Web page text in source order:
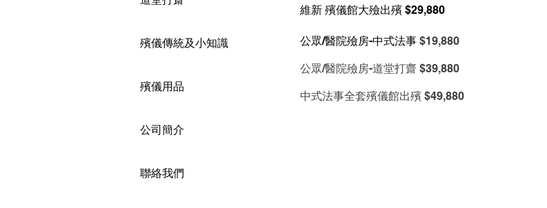
殯儀傳統及小知識
殯儀用品
公司簡介
聯絡我們
​維新 殯儀館大殮出殯 $29,880
公眾/醫院殮房-中式法事 $19,880
公眾/醫院殮房-道堂打齋 $39,880
中式法事全套殯儀館出殯 $49,880